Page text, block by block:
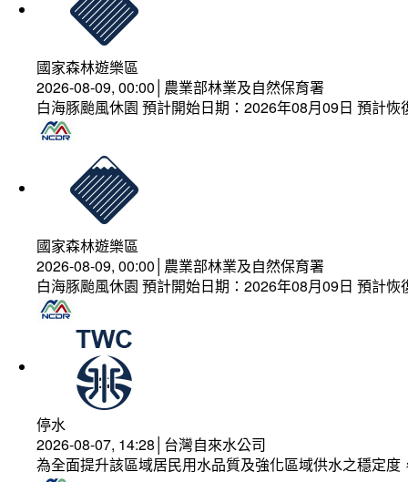
國家森林遊樂區
2026-08-09, 00:00│農業部林業及自然保育署
白海豚颱風休園 預計開始日期：2026年08月09日 預計
國家森林遊樂區
2026-08-09, 00:00│農業部林業及自然保育署
白海豚颱風休園 預計開始日期：2026年08月09日 預計
停水
2026-08-07, 14:28│台灣自來水公司
為全面提升該區域居民用水品質及強化區域供水之穩定